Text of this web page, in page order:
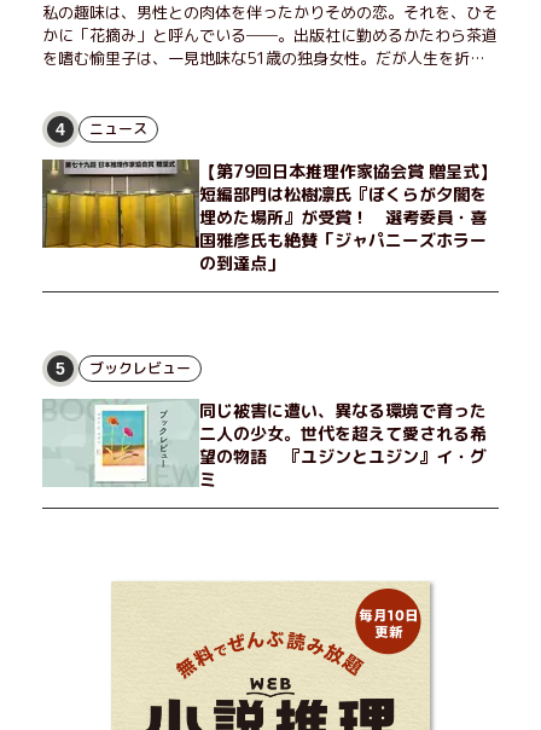
私の趣味は、男性との肉体を伴ったかりそめの恋。それを、ひそ
かに「花摘み」と呼んでいる──。出版社に勤めるかたわら茶道
を嗜む愉里子は、一見地味な51歳の独身女性。だが人生を折り
せる男が現れた。茶の湯の粋人、70歳の万江島だ。だが彼に
は、ある秘密があった……。自分の心と身体を偽らない女たちの
姿と、その連帯を描く。赤裸々にして切実な、セクシュアリティ
をめぐる物語。
4 ニュース
【第79回日本推理作家協会賞 贈呈式】
短編部門は松樹凛氏『ぼくらが夕闇を
埋めた場所』が受賞！ 選考委員・喜
国雅彦氏も絶賛「ジャパニーズホラー
の到達点」
5 ブックレビュー
同じ被害に遭い、異なる環境で育った
二人の少女。世代を超えて愛される希
望の物語 『ユジンとユジン』イ・グ
ミ